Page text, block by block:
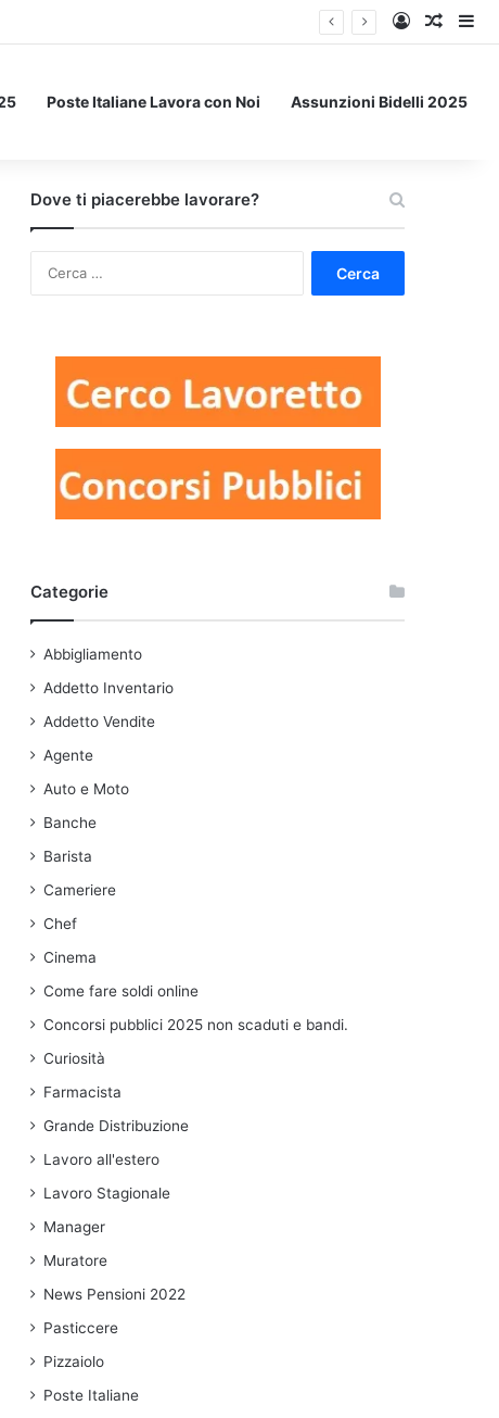
Accedi
Un
Poste Italiane Lavora con Noi Assunzioni Bidelli 2025
Dove ti piacerebbe lavorare?
Categorie
Abbigliamento
Addetto Inventario
Addetto Vendite
Agente
Auto e Moto
Banche
Barista
Cameriere
Chef
Cinema
Come fare soldi online
Concorsi pubblici 2025 non scaduti e bandi.
Curiosità
Farmacista
Grande Distribuzione
Lavoro all'estero
Lavoro Stagionale
Manager
Muratore
News Pensioni 2022
Pasticcere
Pizzaiolo
Poste Italiane